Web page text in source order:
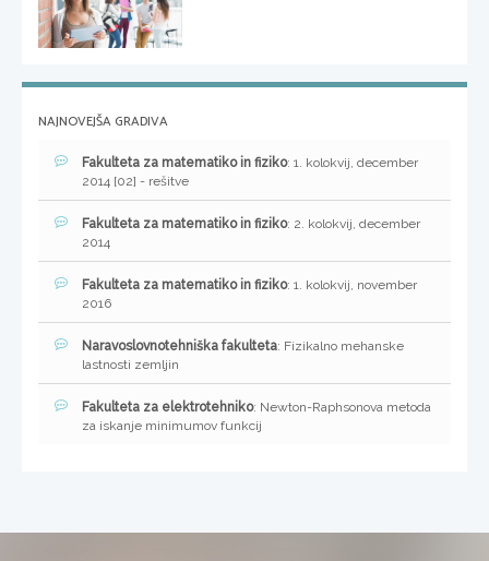
NAJNOVEJŠA GRADIVA
Fakulteta za matematiko in fiziko: 1. kolokvij, december
2014 [02] - rešitve
Fakulteta za matematiko in fiziko: 2. kolokvij, december
2014
Fakulteta za matematiko in fiziko: 1. kolokvij, november
2016
Naravoslovnotehniška fakulteta: Fizikalno mehanske
lastnosti zemljin
Fakulteta za elektrotehniko: Newton-Raphsonova metoda
za iskanje minimumov funkcij